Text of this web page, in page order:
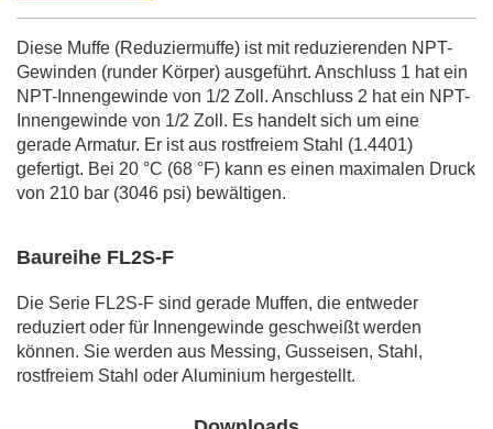
Diese Muffe (Reduziermuffe) ist mit reduzierenden NPT-
Gewinden (runder Körper) ausgeführt. Anschluss 1 hat ein
NPT-Innengewinde von 1/2 Zoll. Anschluss 2 hat ein NPT-
Innengewinde von 1/2 Zoll. Es handelt sich um eine
gerade Armatur. Er ist aus rostfreiem Stahl (1.4401)
gefertigt. Bei 20 °C (68 °F) kann es einen maximalen Druck
von 210 bar (3046 psi) bewältigen.
Baureihe FL2S-F
Die Serie FL2S-F sind gerade Muffen, die entweder
reduziert oder für Innengewinde geschweißt werden
können. Sie werden aus Messing, Gusseisen, Stahl,
rostfreiem Stahl oder Aluminium hergestellt.